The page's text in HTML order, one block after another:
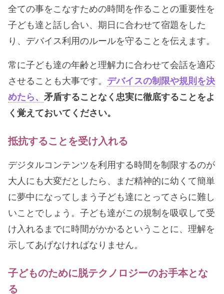
全ての事をこなすための時間を作ることの重要性を
子ども達と話し合い、期日に合わせて宿題をした
り、デバイス利用のルールを守ることを伝えます。
常に子ども達の年齢と理解力に合わせて会話を適応
させることも大事です。 デバイスの制限や規則を決
めたら、 矛盾することなく忠実に徹底することをよ
く覚えておいてください。
抵抗することを受け入れる
デジタルコンテンツを利用する時間を制限するのが
大人にも大変だとしたら、まだ精神的に幼くて簡単
に夢中になってしまう子ども達にとってさらに難し
いことでしょう。子ども達がこの規制を吸収して受
け入れるまでに時間がかかるということに、理解を
示してあげなければなりません。
子どものために脱テクノロジーのお手本とな
る